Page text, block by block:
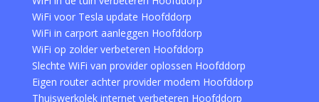
WiFi voor Tesla update Hoofddorp
WiFi in carport aanleggen Hoofddorp
WiFi op zolder verbeteren Hoofddorp
Slechte WiFi van provider oplossen Hoofddorp
Eigen router achter provider modem Hoofddorp
Thuiswerkplek internet verbeteren Hoofddorp